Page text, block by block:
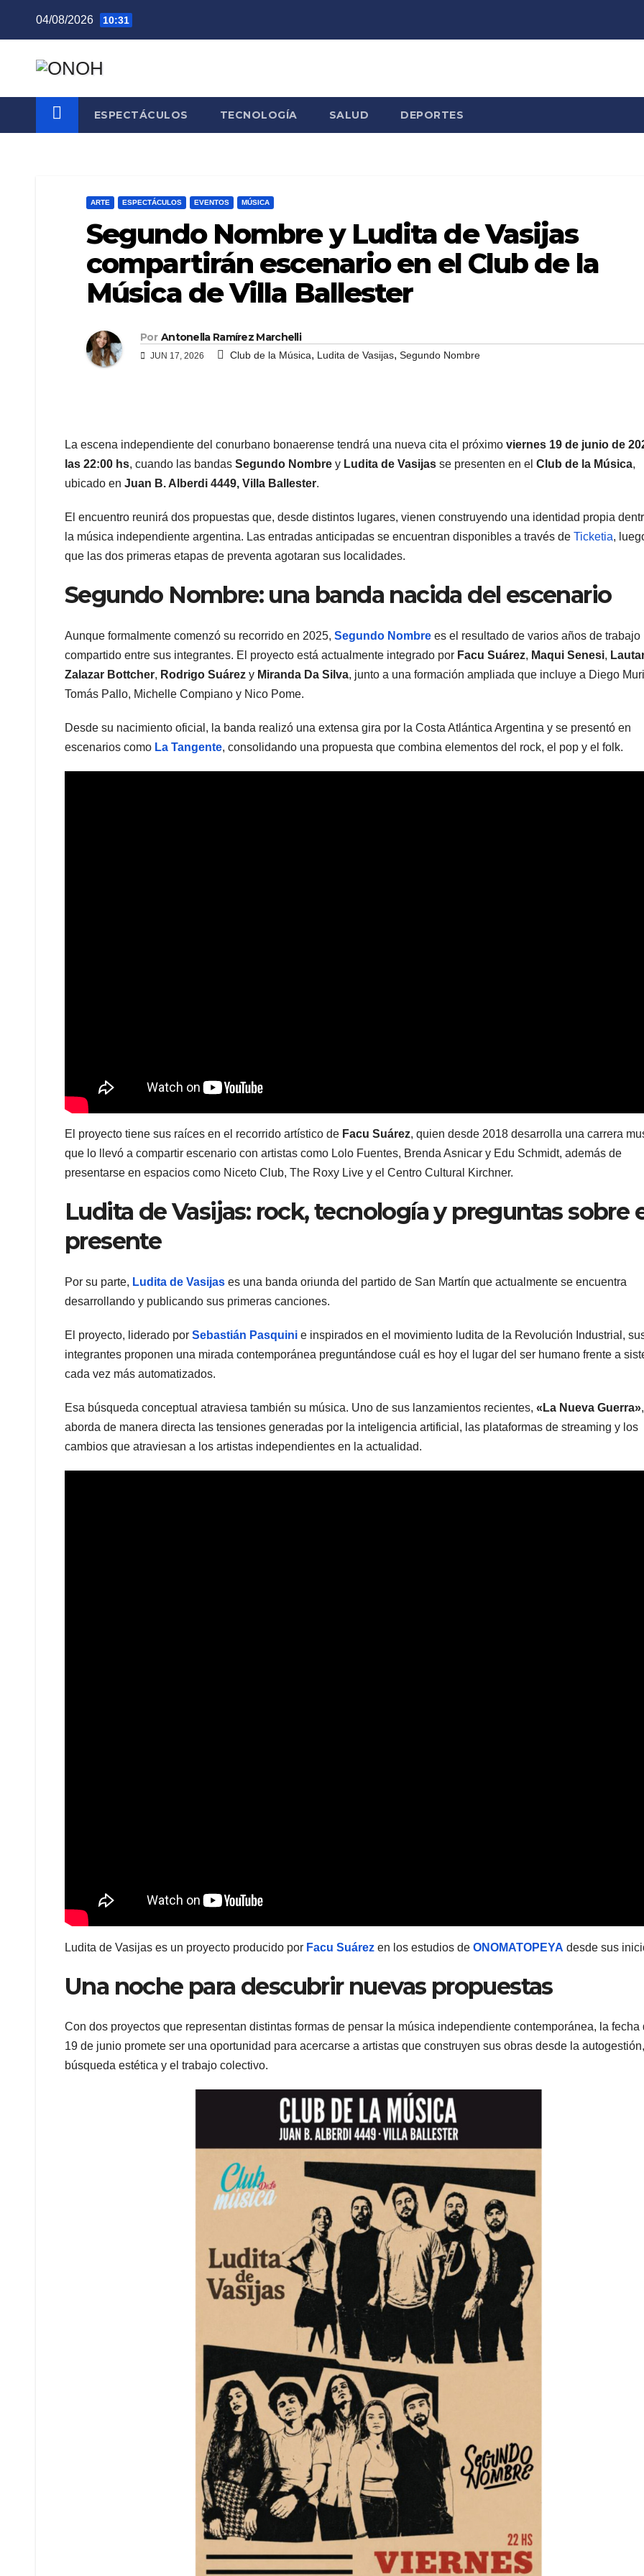
04/08/2026 10:31
ESPECTÁCULOS TECNOLOGÍA SALUD DEPORTES
ARTE ESPECTÁCULOS EVENTOS MÚSICA
Segundo Nombre y Ludita de Vasijas
compartirán escenario en el Club de la
Música de Villa Ballester
Por Antonella Ramírez Marchelli
JUN 17, 2026 Club de la Música, Ludita de Vasijas, Segundo Nombre
La escena independiente del conurbano bonaerense tendrá una nueva cita el próximo viernes 19 de junio de
las 22:00 hs, cuando las bandas Segundo Nombre y Ludita de Vasijas se presenten en el Club de la Música,
ubicado en Juan B. Alberdi 4449, Villa Ballester.
El encuentro reunirá dos propuestas que, desde distintos lugares, vienen construyendo una identidad propia
la música independiente argentina. Las entradas anticipadas se encuentran disponibles a través de Ticketia,
que las dos primeras etapas de preventa agotaran sus localidades.
Segundo Nombre: una banda nacida del escenario
Aunque formalmente comenzó su recorrido en 2025, Segundo Nombre es el resultado de varios años de trabajo
compartido entre sus integrantes. El proyecto está actualmente integrado por Facu Suárez, Maqui Senesi,
Zalazar Bottcher, Rodrigo Suárez y Miranda Da Silva, junto a una formación ampliada que incluye a Diego
Tomás Pallo, Michelle Compiano y Nico Pome.
Desde su nacimiento oficial, la banda realizó una extensa gira por la Costa Atlántica Argentina y se presentó en
escenarios como La Tangente, consolidando una propuesta que combina elementos del rock, el pop y el folk.
El proyecto tiene sus raíces en el recorrido artístico de Facu Suárez, quien desde 2018 desarrolla una carrera
que lo llevó a compartir escenario con artistas como Lolo Fuentes, Brenda Asnicar y Edu Schmidt, además de
presentarse en espacios como Niceto Club, The Roxy Live y el Centro Cultural Kirchner.
Ludita de Vasijas: rock, tecnología y preguntas sobre
presente
Por su parte, Ludita de Vasijas es una banda oriunda del partido de San Martín que actualmente se encuentra
desarrollando y publicando sus primeras canciones.
El proyecto, liderado por Sebastián Pasquini e inspirados en el movimiento ludita de la Revolución Industrial,
integrantes proponen una mirada contemporánea preguntándose cuál es hoy el lugar del ser humano frente a
cada vez más automatizados.
Esa búsqueda conceptual atraviesa también su música. Uno de sus lanzamientos recientes, «La Nueva Guerra»,
aborda de manera directa las tensiones generadas por la inteligencia artificial, las plataformas de streaming y los
cambios que atraviesan a los artistas independientes en la actualidad.
Ludita de Vasijas es un proyecto producido por Facu Suárez en los estudios de ONOMATOPEYA desde sus
Una noche para descubrir nuevas propuestas
Con dos proyectos que representan distintas formas de pensar la música independiente contemporánea, la fecha
19 de junio promete ser una oportunidad para acercarse a artistas que construyen sus obras desde la
búsqueda estética y el trabajo colectivo.